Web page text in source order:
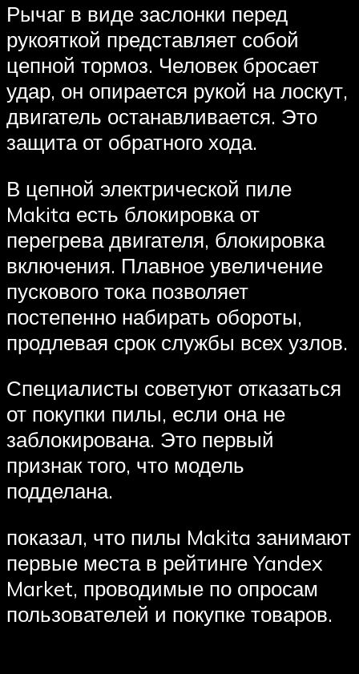
Рычаг в виде заслонки перед
рукояткой представляет собой
цепной тормоз. Человек бросает
удар, он опирается рукой на лоскут,
двигатель останавливается. Это
защита от обратного хода.
В цепной электрической пиле
Makita есть блокировка от
перегрева двигателя, блокировка
включения. Плавное увеличение
пускового тока позволяет
постепенно набирать обороты,
продлевая срок службы всех узлов.
Специалисты советуют отказаться
от покупки пилы, если она не
заблокирована. Это первый
признак того, что модель
подделана.
показал, что пилы Makita занимают
первые места в рейтинге Yandex
Market, проводимые по опросам
пользователей и покупке товаров.